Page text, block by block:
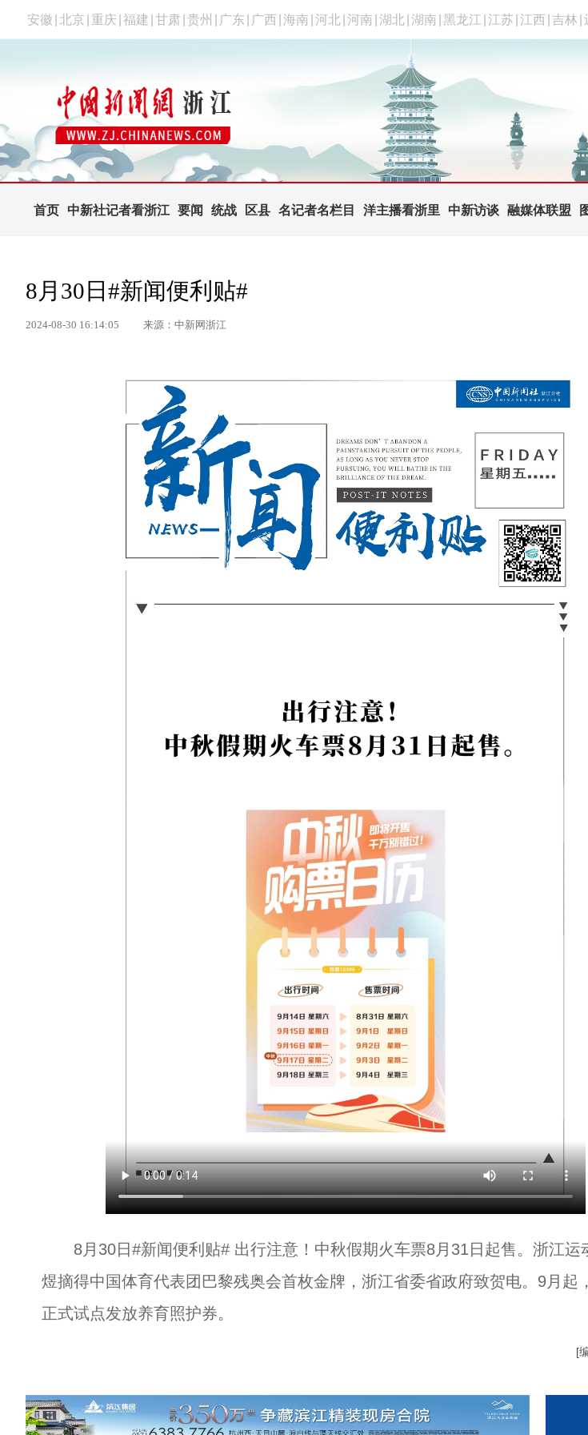
安徽 北京 重庆 福建 甘肃 贵州 广东 广西 海南 河北 河南 湖北 湖南 黑龙江 江苏 江西 吉林
首页 中新社记者看浙江 要闻 统战 区县 名记者名栏目 洋主播看浙里 中新访谈 融媒体联盟
8月30日#新闻便利贴#
2024-08-30 16:14:05 来源：中新网浙江
8月30日#新闻便利贴# 出行注意！中秋假期火车票8月31日起售。浙江运
煜摘得中国体育代表团巴黎残奥会首枚金牌，浙江省委省政府致贺电。9月起
正式试点发放养育照护券。
[